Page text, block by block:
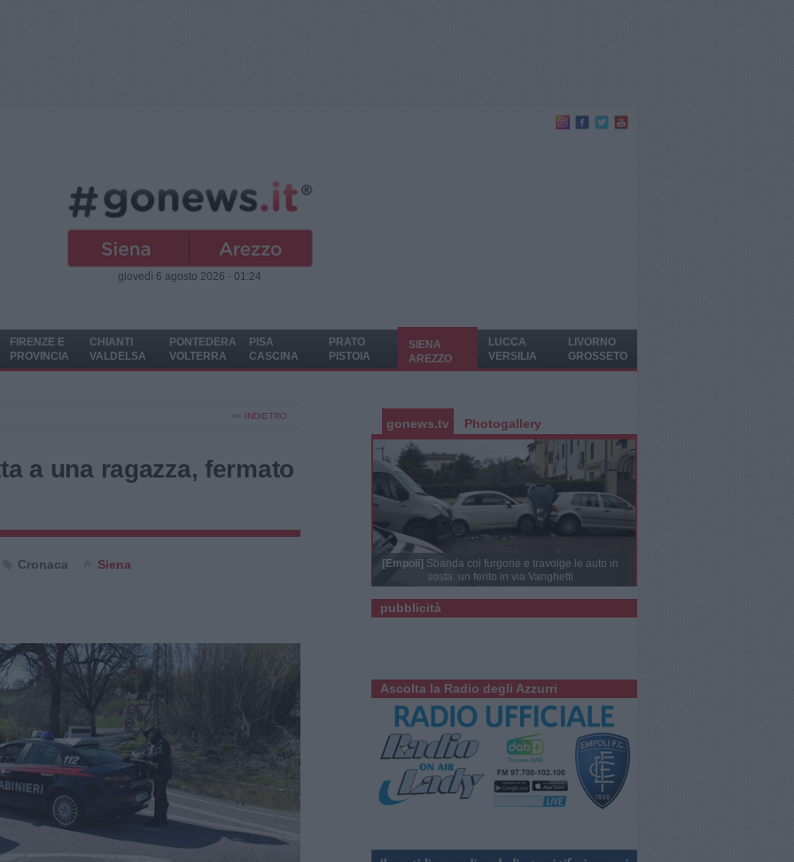
giovedì 6 agosto 2026 - 01:24
FIRENZE E
PROVINCIA
CHIANTI
VALDELSA
PONTEDERA
VOLTERRA
PISA
CASCINA
PRATO
PISTOIA
SIENA
AREZZO
LUCCA
VERSILIA
LIVORNO
GROSSETO
<< INDIETRO
a una ragazza, fermato
Cronaca Siena
gonews.tv Photogallery
[Empoli] Sbanda col furgone e travolge le auto in
sosta: un ferito in via Vanghetti
pubblicità
Ascolta la Radio degli Azzurri